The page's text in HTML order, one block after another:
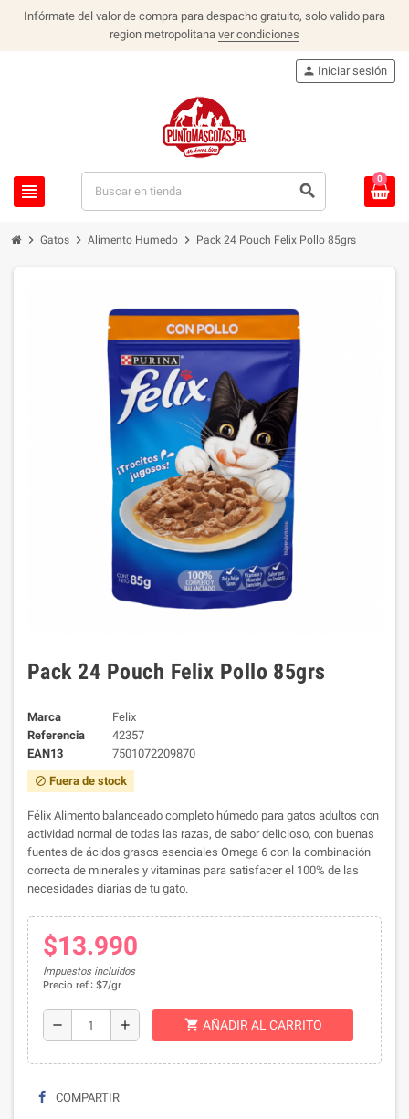
Infórmate del valor de compra para despacho gratuito, solo valido para
region metropolitana ver condiciones
view_headline search
person Iniciar sesión
0
chevron_right Gatos chevron_right Alimento Humedo chevron_right Pack 24 Pouch Felix Pollo 85grs
Pack 24 Pouch Felix Pollo 85grs
Marca
Felix
Referencia
42357
EAN13
7501072209870
block Fuera de stock
Félix Alimento balanceado completo húmedo para gatos adultos con
actividad normal de todas las razas, de sabor delicioso, con buenas
fuentes de ácidos grasos esenciales Omega 6 con la combinación
correcta de minerales y vitaminas para satisfacer el 100% de las
necesidades diarias de tu gato.
$13.990
Impuestos incluidos
Precio ref.: $7/gr
remove add shopping_cart AÑADIR AL CARRITO
COMPARTIR